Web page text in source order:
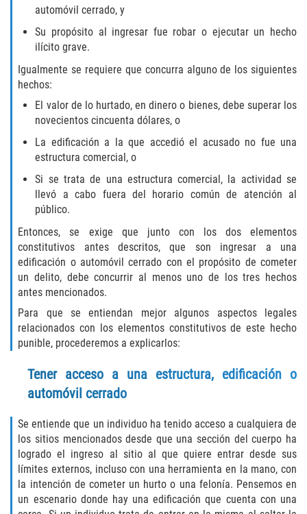
Delitos de Cuello Blanco
Apropiación Indebida de Fondos
Públicos
Falsificación
Malversación de Fondos
Presentación de Documentos Falsos
Falsificación o Alteración de una
Prescripción Médica
Delitos de Drogas
Fabricación de Drogas
Leyes sobre Marihuana en California
Proposición 36
Posesión de Marihuana para la Venta
Posesión De Parafernalia De Drogas
Posesión de Sustancias Controladas
automóvil cerrado, y
Su propósito al ingresar fue robar o ejecutar un hecho
ilícito grave.
Igualmente se requiere que concurra alguno de los siguientes
hechos:
El valor de lo hurtado, en dinero o bienes, debe superar los
novecientos cincuenta dólares, o
La edificación a la que accedió el acusado no fue una
estructura comercial, o
Si se trata de una estructura comercial, la actividad se
llevó a cabo fuera del horario común de atención al
público.
Entonces, se exige que junto con los dos elementos
constitutivos antes descritos, que son ingresar a una
edificación o automóvil cerrado con el propósito de cometer
un delito, debe concurrir al menos uno de los tres hechos
antes mencionados.
Para que se entiendan mejor algunos aspectos legales
relacionados con los elementos constitutivos de este hecho
punible, procederemos a explicarlos:
Tener acceso a una estructura, edificación o
automóvil cerrado
Se entiende que un individuo ha tenido acceso a cualquiera de
los sitios mencionados desde que una sección del cuerpo ha
logrado el ingreso al sitio al que quiere entrar desde sus
límites externos, incluso con una herramienta en la mano, con
la intención de cometer un hurto o una felonía. Pensemos en
un escenario donde hay una edificación que cuenta con una